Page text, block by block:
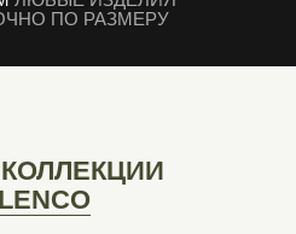
ПО РАЗМЕРУ